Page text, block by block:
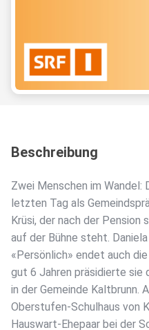
Beschreibung
Zwei Menschen im Wandel:
letzten Tag als
Krüsi, der nach der Pension
auf der Bühne steht.
«Persönlich» endet auch
gut 6 Jahren präsidierte sie
in der Gemeinde Kaltbrunn.
Oberstufen-Schulhaus von
Hauswart-Ehepaar bei der